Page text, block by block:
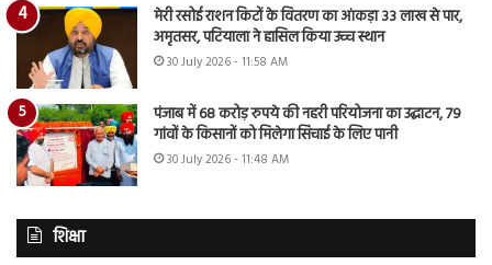
मेरी रसोई राशन किटों के वितरण का आंकड़ा 33 लाख से पार,
अमृतसर, पटियाला ने हासिल किया उच्च स्थान
30 July 2026 - 11:58 AM
पंजाब में 68 करोड़ रुपये की नहरी परियोजना का उद्घाटन, 79
गांवों के किसानों को मिलेगा सिंचाई के लिए पानी
30 July 2026 - 11:48 AM
शिक्षा